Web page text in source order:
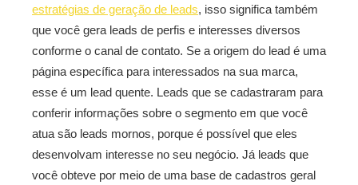
estratégias de geração de leads, isso significa também
que você gera leads de perfis e interesses diversos
conforme o canal de contato. Se a origem do lead é uma
página específica para interessados na sua marca,
esse é um lead quente. Leads que se cadastraram para
conferir informações sobre o segmento em que você
atua são leads mornos, porque é possível que eles
desenvolvam interesse no seu negócio. Já leads que
você obteve por meio de uma base de cadastros geral